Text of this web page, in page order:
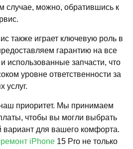
можно, обратившись к
также играет ключевую роль в
гарантию на все
использованные запчасти, что
уровне ответственности за
услуг.
приоритет. Мы принимаем
чтобы вы могли выбрать
для вашего комфорта.
ремонт iPhone 15 Pro не только